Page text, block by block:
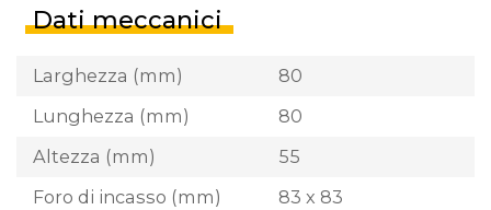
Dati meccanici
Larghezza (mm)
80
Lunghezza (mm)
80
Altezza (mm)
55
Foro di incasso (mm)
83 x 83